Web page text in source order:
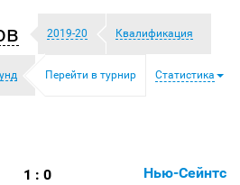
2019-20 Квалификация
Перейти в турнир Статистика
1 : 0 Нью-Сейнтс